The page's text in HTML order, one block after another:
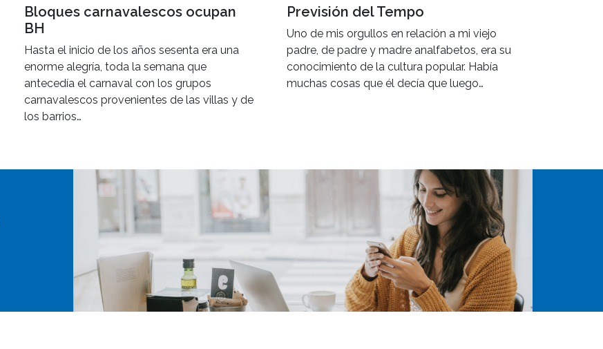
Bloques carnavalescos ocupan
BH
Hasta el inicio de los años sesenta era una
enorme alegría, toda la semana que
antecedía el carnaval con los grupos
carnavalescos provenientes de las villas y de
los barrios…
Previsión del Tempo
Uno de mis orgullos en relación a mi viejo
padre, de padre y madre analfabetos, era su
conocimiento de la cultura popular. Había
muchas cosas que él decía que luego…